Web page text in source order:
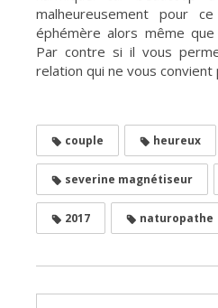
malheureusement pour
éphémère alors même
Par contre si il vous
relation qui ne vous convient
couple heureux
severine magnétiseur
2017 naturopathe